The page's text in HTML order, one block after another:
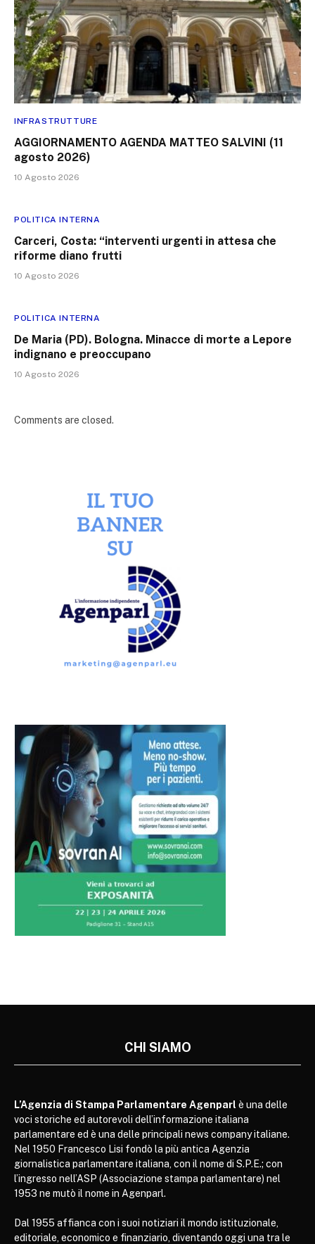
INFRASTRUTTURE
AGGIORNAMENTO AGENDA MATTEO SALVINI (11
agosto 2026)
10 Agosto 2026
POLITICA INTERNA
Carceri, Costa: “interventi urgenti in attesa che
riforme diano frutti
10 Agosto 2026
POLITICA INTERNA
De Maria (PD). Bologna. Minacce di morte a Lepore
indignano e preoccupano
10 Agosto 2026
Comments are closed.
CHI SIAMO
L’Agenzia di Stampa Parlamentare Agenparl è una delle
voci storiche ed autorevoli dell’informazione italiana
parlamentare ed è una delle principali news company italiane.
Nel 1950 Francesco Lisi fondò la più antica Agenzia
giornalistica parlamentare italiana, con il nome di S.P.E.; con
l’ingresso nell’ASP (Associazione stampa parlamentare) nel
1953 ne mutò il nome in Agenparl.
Dal 1955 affianca con i suoi notiziari il mondo istituzionale,
editoriale, economico e finanziario, diventando oggi una tra le